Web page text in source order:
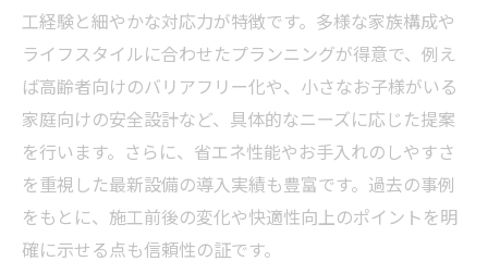
工経験と細やかな対応力が特徴です。多様な家族構成や
ライフスタイルに合わせたプランニングが得意で、例え
ば高齢者向けのバリアフリー化や、小さなお子様がいる
家庭向けの安全設計など、具体的なニーズに応じた提案
を行います。さらに、省エネ性能やお手入れのしやすさ
を重視した最新設備の導入実績も豊富です。過去の事例
をもとに、施工前後の変化や快適性向上のポイントを明
確に示せる点も信頼性の証です。